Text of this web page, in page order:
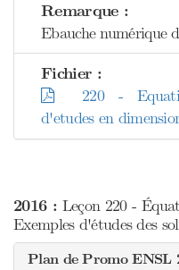
Remarque :
Ebauche numérique
Fichier :
220 -
d'etudes en
2016 : Leçon 220 -
Exemples d'études des
Plan de Promo ENSL